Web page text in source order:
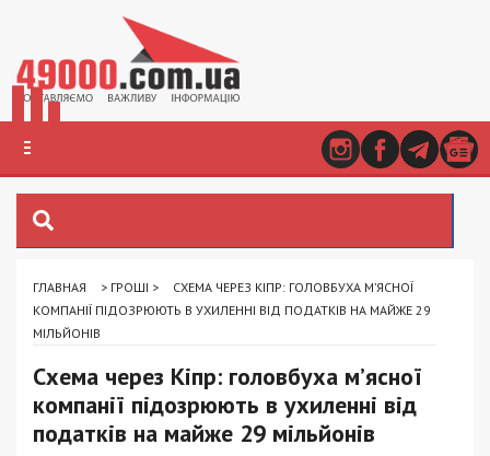
ГЛАВНАЯ > ГРОШІ >
СХЕМА ЧЕРЕЗ КІПР: ГОЛОВБУХА М’ЯСНОЇ
КОМПАНІЇ ПІДОЗРЮЮТЬ В УХИЛЕННІ ВІД ПОДАТКІВ НА МАЙЖЕ 29
МІЛЬЙОНІВ
Схема через Кіпр: головбуха м’ясної
компанії підозрюють в ухиленні від
податків на майже 29 мільйонів